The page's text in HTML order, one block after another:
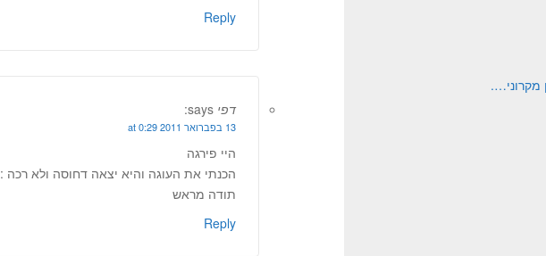
Reply
דפי says:
13 בפברואר 2011 at 0:29
היי פירגה
הכנתי את העוגה והיא יצאה דחוסה ולא רכה :twisted: מה הסיבה?
תודה מראש
Reply
מקרוני….